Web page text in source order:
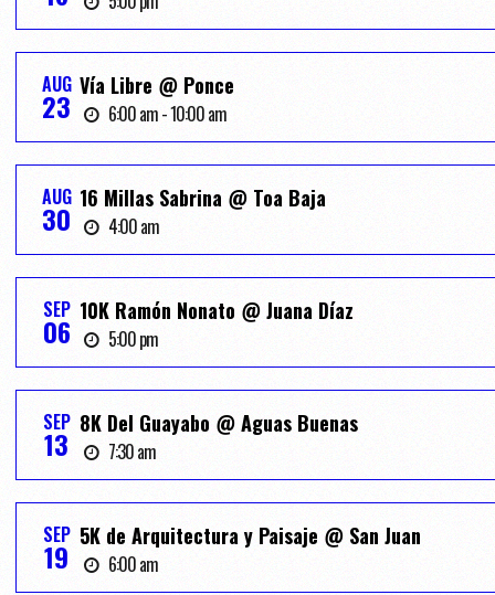
AUG
23
Vía Libre @ Ponce
6:00 am - 10:00 am
AUG
30
16 Millas Sabrina @ Toa Baja
4:00 am
SEP
06
10K Ramón Nonato @ Juana Díaz
5:00 pm
SEP
13
8K Del Guayabo @ Aguas Buenas
7:30 am
SEP
19
5K de Arquitectura y Paisaje @ San Juan
6:00 am